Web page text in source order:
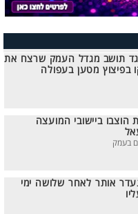
תושב מגדל העמק שרצח את
בפיצוץ מטען בעפולה
הוצבו ביישובי המועצה
אותר לאחר שלושה ימי